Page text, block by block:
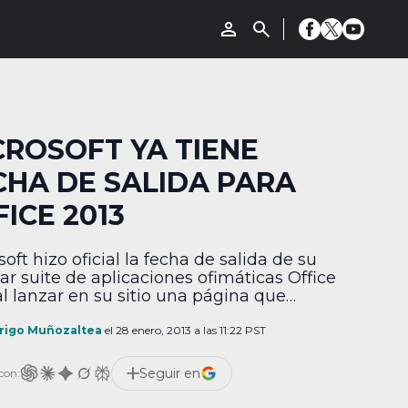
YA TIENE
DE SALIDA PARA
2013
hizo oficial la fecha de salida de su
suite de aplicaciones ofimáticas Office
lanzar en su sitio una página que
para hacer las cosas que quieres.” y
a través de su cuenta oficial de
[…]
Muñozaltea el 28 enero, 2013 a las 11:22 PST
Seguir en